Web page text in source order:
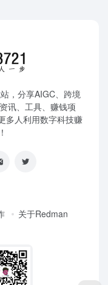
，分享AIGC、跨境
讯、工具、赚钱项
多人利用数字科技赚
关于Redman